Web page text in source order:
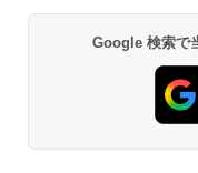
Google 検索で